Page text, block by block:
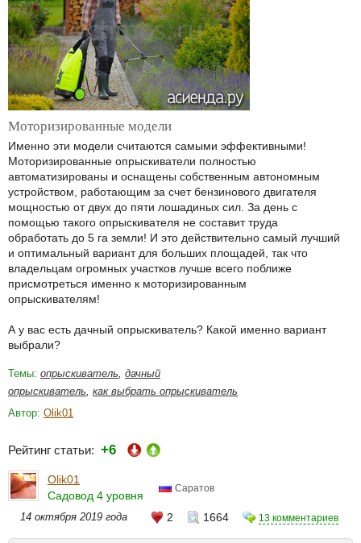
Моторизированные модели
Именно эти модели считаются самыми эффективными!
Моторизированные опрыскиватели полностью
автоматизированы и оснащены собственным автономным
устройством, работающим за счет бензинового двигателя
мощностью от двух до пяти лошадиных сил. За день с
помощью такого опрыскивателя не составит труда
обработать до 5 га земли! И это действительно самый лучший
и оптимальный вариант для больших площадей, так что
владельцам огромных участков лучше всего поближе
присмотреться именно к моторизированным
опрыскивателям!
А у вас есть дачный опрыскиватель? Какой именно вариант
выбрали?
Темы: опрыскиватель дачный
опрыскиватель как выбрать опрыскиватель
Автор: Olik01
Рейтинг статьи: +6
Olik01
Садовод 4 уровня
Саратов
14 октября 2019 года 2 1664 13 комментариев